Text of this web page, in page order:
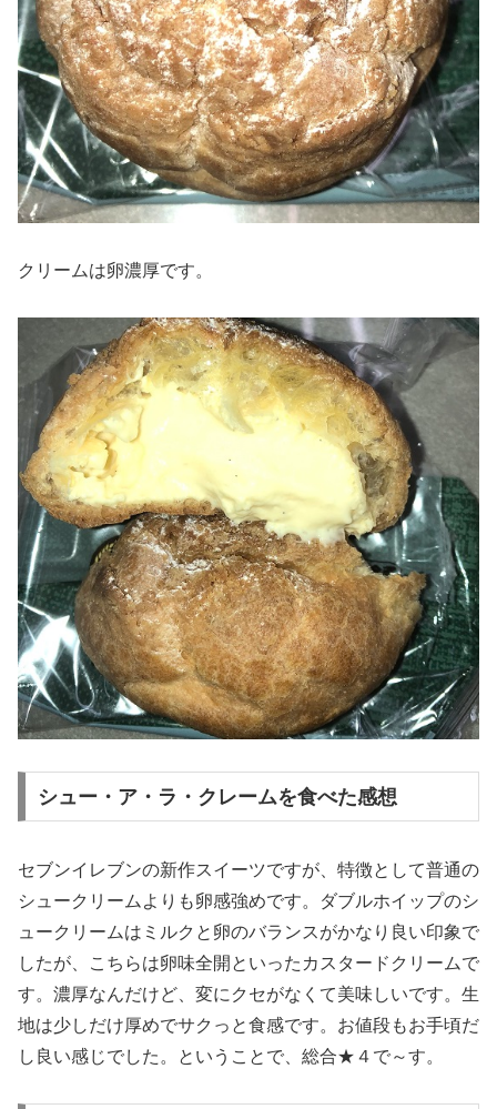
クリームは卵濃厚です。
シュー・ア・ラ・クレームを食べた感想
セブンイレブンの新作スイーツですが、特徴として普通の
シュークリームよりも卵感強めです。ダブルホイップのシ
ュークリームはミルクと卵のバランスがかなり良い印象で
したが、こちらは卵味全開といったカスタードクリームで
す。濃厚なんだけど、変にクセがなくて美味しいです。生
地は少しだけ厚めでサクっと食感です。お値段もお手頃だ
し良い感じでした。ということで、総合★４で～す。